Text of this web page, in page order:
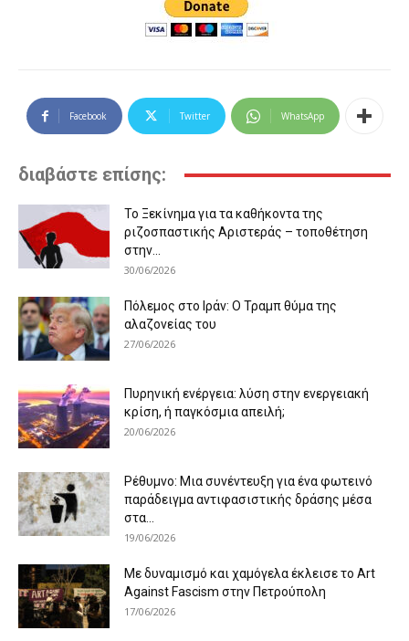
Facebook Twitter WhatsApp
διαβάστε επίσης:
Το Ξεκίνημα για τα καθήκοντα της
ριζοσπαστικής Αριστεράς – τοποθέτηση
στην...
30/06/2026
Πόλεμος στο Ιράν: Ο Τραμπ θύμα της
αλαζονείας του
27/06/2026
Πυρηνική ενέργεια: λύση στην ενεργειακή
κρίση, ή παγκόσμια απειλή;
20/06/2026
Ρέθυμνο: Μια συνέντευξη για ένα φωτεινό
παράδειγμα αντιφασιστικής δράσης μέσα
στα...
19/06/2026
Με δυναμισμό και χαμόγελα έκλεισε το Art
Against Fascism στην Πετρούπολη
17/06/2026